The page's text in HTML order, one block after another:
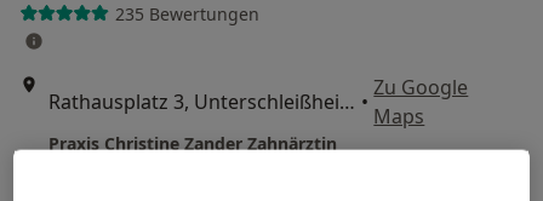
235 Bewertungen
Rathausplatz 3, Unterschleißheim •
Zu Google
Maps
Praxis Christine Zander Zahnärztin